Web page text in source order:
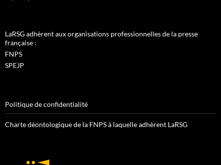
LaRSG adhèrent aux organisations professionnelles de la presse
française :
FNPS
SPEJP
Politique de confidentialité
Charte déontologique de la FNPS à laquelle adhèrent LaRSG